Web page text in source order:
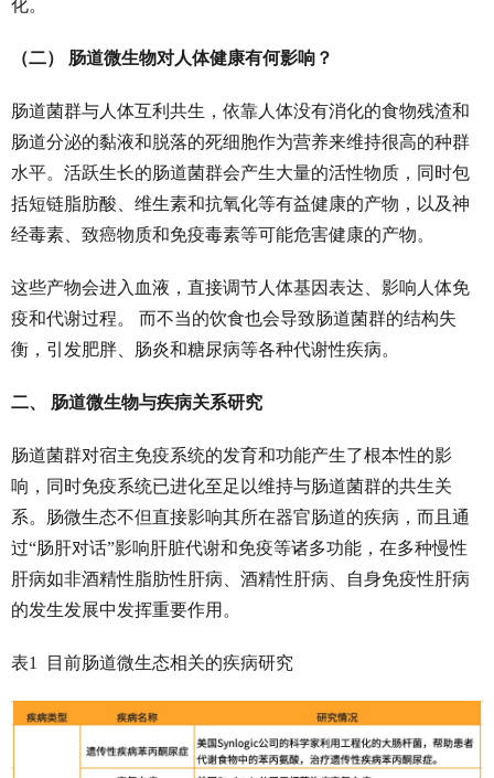
化。
（二） 肠道微生物对人体健康有何影响？
肠道菌群与人体互利共生，依靠人体没有消化的食物残渣和
肠道分泌的黏液和脱落的死细胞作为营养来维持很高的种群
水平。活跃生长的肠道菌群会产生大量的活性物质，同时包
括短链脂肪酸、维生素和抗氧化等有益健康的产物，以及神
经毒素、致癌物质和免疫毒素等可能危害健康的产物。
这些产物会进入血液，直接调节人体基因表达、影响人体免
疫和代谢过程。 而不当的饮食也会导致肠道菌群的结构失
衡，引发肥胖、肠炎和糖尿病等各种代谢性疾病。
二、 肠道微生物与疾病关系研究
肠道菌群对宿主免疫系统的发育和功能产生了根本性的影
响，同时免疫系统已进化至足以维持与肠道菌群的共生关
系。肠微生态不但直接影响其所在器官肠道的疾病，而且通
过“肠肝对话”影响肝脏代谢和免疫等诸多功能，在多种慢性
肝病如非酒精性脂肪性肝病、酒精性肝病、自身免疫性肝病
的发生发展中发挥重要作用。
表1 目前肠道微生态相关的疾病研究